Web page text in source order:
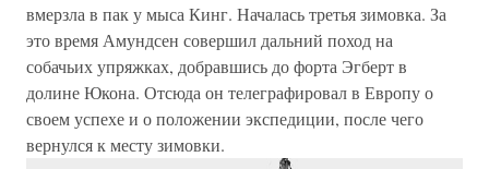
вмерзла в пак у мыса Кинг. Началась третья зимовка. За
это время Амундсен совершил дальний поход на
собачьих упряжках, добравшись до форта Эгберт в
долине Юкона. Отсюда он телеграфировал в Европу о
своем успехе и о положении экспедиции, после чего
вернулся к месту зимовки.